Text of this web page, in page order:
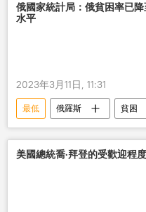
俄國家統計局：俄貧困率已
水平
2023年3月11日, 11:31
最低 俄羅斯 貧困
美國總統喬·拜登的受歡迎程